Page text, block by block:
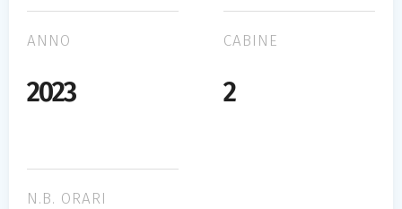
ANNO
2023
CABINE
2
N.B. ORARI